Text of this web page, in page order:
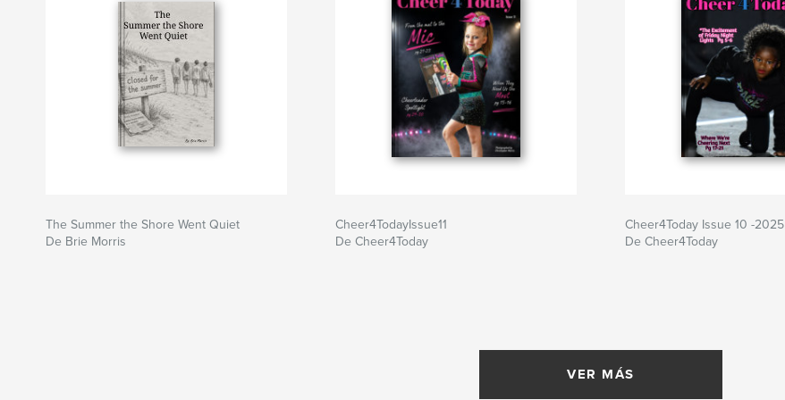
The Summer the Shore Went Quiet
De Brie Morris
Cheer4TodayIssue11
De Cheer4Today
Cheer4Today Issue 10 -2025
De Cheer4Today
VER MÁS